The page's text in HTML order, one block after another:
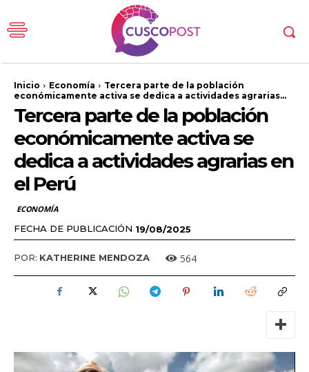
Inicio Economía
Tercera parte de la población
económicamente activa se dedica a actividades agrarias...
Tercera parte de la población
económicamente activa se
dedica a actividades agrarias en
el Perú
ECONOMÍA
FECHA DE PUBLICACIÓN 19/08/2025
POR: KATHERINE MENDOZA 564